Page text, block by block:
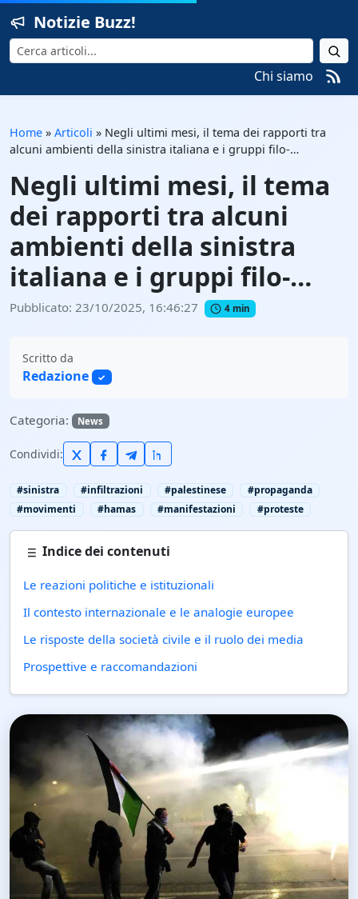
Notizie Buzz!
Cerca
Chi siamo
Home » Articoli » Negli ultimi mesi, il tema dei rapporti tra
alcuni ambienti della sinistra italiana e i gruppi filo-…
Negli ultimi mesi, il tema
dei rapporti tra alcuni
ambienti della sinistra
italiana e i gruppi filo-…
Pubblicato: 23/10/2025, 16:46:27 4 min
Scritto da
Redazione ✓
Categoria: News
Condividi:
#sinistra #infiltrazioni #palestinese
#propaganda
#movimenti
#hamas #manifestazioni #proteste
Indice dei contenuti
Le reazioni politiche e istituzionali
Il contesto internazionale e le analogie europee
Le risposte della società civile e il ruolo dei media
Prospettive e raccomandazioni